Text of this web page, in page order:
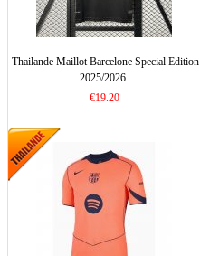
Thailande Maillot Barcelone Special Edition
2025/2026
€19.20